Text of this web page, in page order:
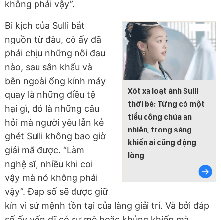
không phải vậy”.
Xót xa loạt ảnh Sulli
thời bé: Từng có một
tiểu công chúa an
nhiên, trong sáng
khiến ai cũng động
lòng
Bi kịch của Sulli bắt
nguồn từ đâu, cô ấy đã
phải chịu những nỗi đau
nào, sau sân khấu và
bên ngoài ống kính máy
quay là những điều tệ
hại gì, đó là những câu
hỏi mà người yêu lẫn kẻ
ghét Sulli không bao giờ
giải mã được. “Làm
nghệ sĩ, nhiều khi coi
vậy mà nó không phải
vậy”. Đáp số sẽ được giữ
kín vì sứ mệnh tồn tại của làng giải trí. Và bởi đáp